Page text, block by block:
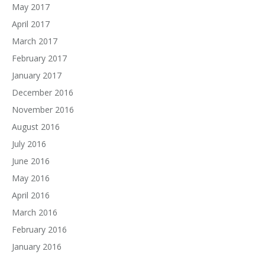
May 2017
April 2017
March 2017
February 2017
January 2017
December 2016
November 2016
August 2016
July 2016
June 2016
May 2016
April 2016
March 2016
February 2016
January 2016